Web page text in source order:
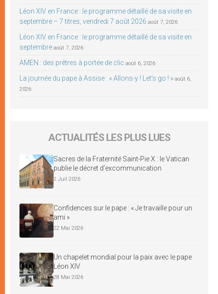
Léon XIV en France : le programme détaillé de sa visite en
septembre – 7 titres, vendredi 7 août 2026 août 7, 2026
Léon XIV en France : le programme détaillé de sa visite en
septembre août 7, 2026
AMEN : des prêtres à portée de clic août 6, 2026
La journée du pape à Assise : « Allons-y ! Let’s go ! » août 6,
2026
ACTUALITÉS LES PLUS LUES
Sacres de la Fraternité Saint-Pie X : le Vatican
publie le décret d’excommunication
2 Juil 2026
Confidences sur le pape : « Je travaille pour un
ami »
22 Mai 2026
Un chapelet mondial pour la paix avec le pape
Léon XIV
28 Mai 2026